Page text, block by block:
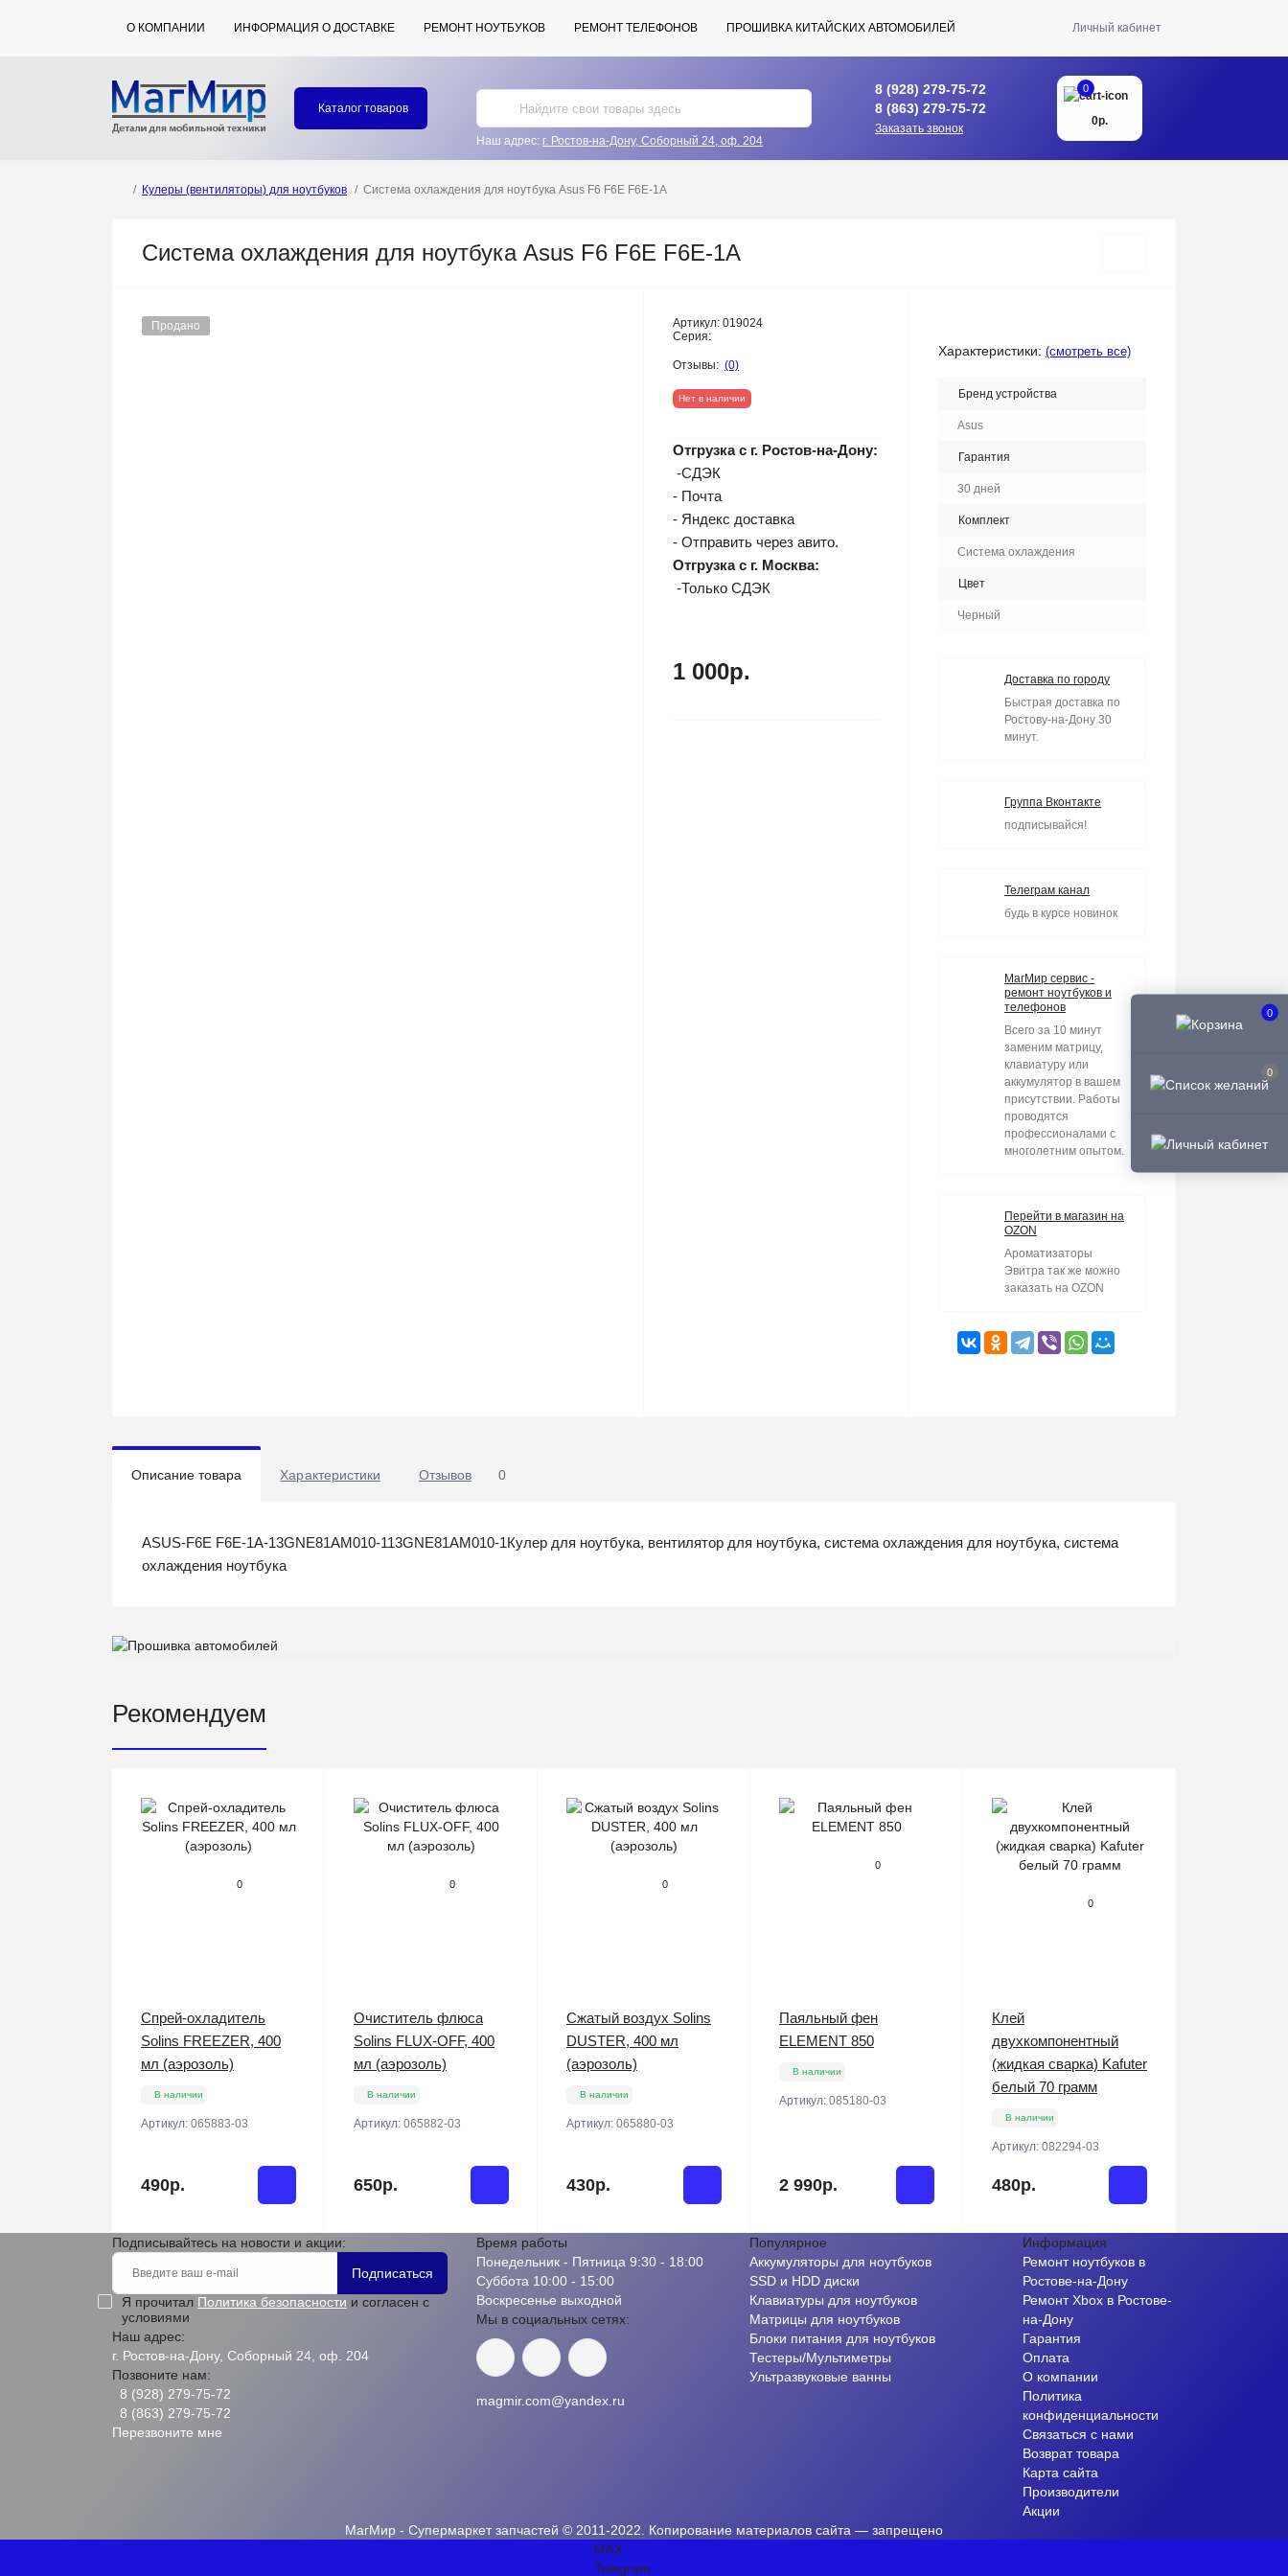
0
0
О КОМПАНИИ ИНФОРМАЦИЯ О ДОСТАВКЕ РЕМОНТ НОУТБУКОВ РЕМОНТ ТЕЛЕФОНОВ ПРОШИВКА КИТАЙСКИХ АВТОМОБИЛЕЙ Личный кабинет
Каталог товаров
Наш адрес: г. Ростов-на-Дону, Соборный 24, оф. 204
8 (928) 279-75-72
8 (863) 279-75-72
Заказать звонок
0
0р.
Кулеры (вентиляторы) для ноутбуков Система охлаждения для ноутбука Asus F6 F6E F6E-1A
Система охлаждения для ноутбука Asus F6 F6E F6E-1A
Продано Артикул: 019024
Серия:
Отзывы: (0)
Нет в наличии
Отгрузка с г. Ростов-на-Дону:
-СДЭК
- Почта
- Яндекс доставка
- Отправить через авито.
Отгрузка с г. Москва:
-Только СДЭК
1 000р.
Характеристики: (смотреть все)
Бренд устройства
Asus
Гарантия
30 дней
Комплект
Система охлаждения
Цвет
Черный
Доставка по городу
Быстрая доставка по
Ростову-на-Дону 30
минут.
Группа Вконтакте
подписывайся!
Телеграм канал
будь в курсе новинок
МагМир сервис -
ремонт ноутбуков и
телефонов
Всего за 10 минут
заменим матрицу,
клавиатуру или
аккумулятор в вашем
присутствии. Работы
проводятся
профессионалами с
многолетним опытом.
Перейти в магазин на
OZON
Ароматизаторы
Эвитра так же можно
заказать на OZON
Описание товара Характеристики Отзывов 0
ASUS-F6E F6E-1A-13GNE81AM010-113GNE81AM010-1Кулер для ноутбука, вентилятор для ноутбука, система охлаждения для ноутбука, система
охлаждения ноутбука
Рекомендуем
0
Спрей-охладитель
Solins FREEZER, 400
мл (аэрозоль)
В наличии
Артикул: 065883-03
490р.
0
Очиститель флюса
Solins FLUX-OFF, 400
мл (аэрозоль)
В наличии
Артикул: 065882-03
650р.
0
Сжатый воздух Solins
DUSTER, 400 мл
(аэрозоль)
В наличии
Артикул: 065880-03
430р.
0
Паяльный фен
ELEMENT 850
В наличии
Артикул: 085180-03
2 990р.
0
Клей
двухкомпонентный
(жидкая сварка) Kafuter
белый 70 грамм
В наличии
Артикул: 082294-03
480р.
Подписывайтесь на новости и акции:
Подписаться
Я прочитал Политика безопасности и согласен с
условиями
Наш адрес:
г. Ростов-на-Дону, Соборный 24, оф. 204
Позвоните нам:
8 (928) 279-75-72
8 (863) 279-75-72
Перезвоните мне
Время работы
Понедельник - Пятница 9:30 - 18:00
Суббота 10:00 - 15:00
Воскресенье выходной
Мы в социальных сетях:
magmir.com@yandex.ru
Популярное
Аккумуляторы для ноутбуков
SSD и HDD диски
Клавиатуры для ноутбуков
Матрицы для ноутбуков
Блоки питания для ноутбуков
Тестеры/Мультиметры
Ультразвуковые ванны
Информация
Ремонт ноутбуков в
Ростове-на-Дону
Ремонт Xbox в Ростове-
на-Дону
Гарантия
Оплата
О компании
Политика
конфиденциальности
Связаться с нами
Возврат товара
Карта сайта
Производители
Акции
МагМир - Супермаркет запчастей © 2011-2022. Копирование материалов сайта — запрещено
MAX
Telegram